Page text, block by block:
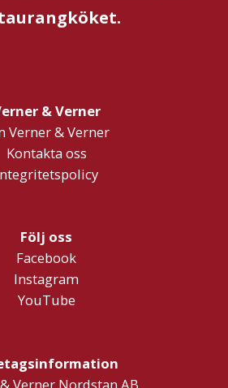
& Verner
Verner & Verner
Kontakta oss
Följ oss
Facebook
Instagram
YouTube